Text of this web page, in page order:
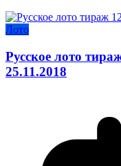
Лото
Русское лото
25.11.2018